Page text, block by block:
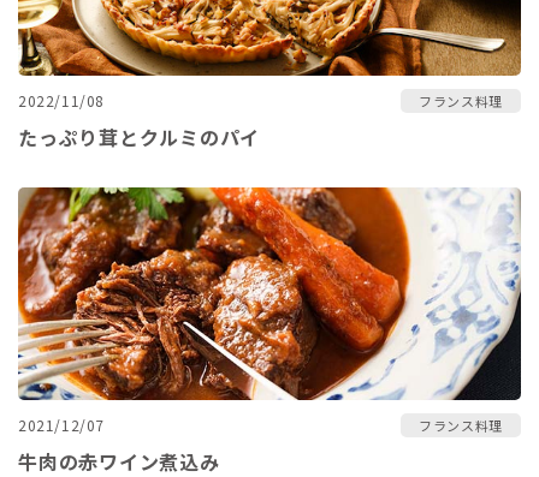
2022/11/08 フランス料理
たっぷり茸とクルミのパイ
2021/12/07 フランス料理
牛肉の赤ワイン煮込み